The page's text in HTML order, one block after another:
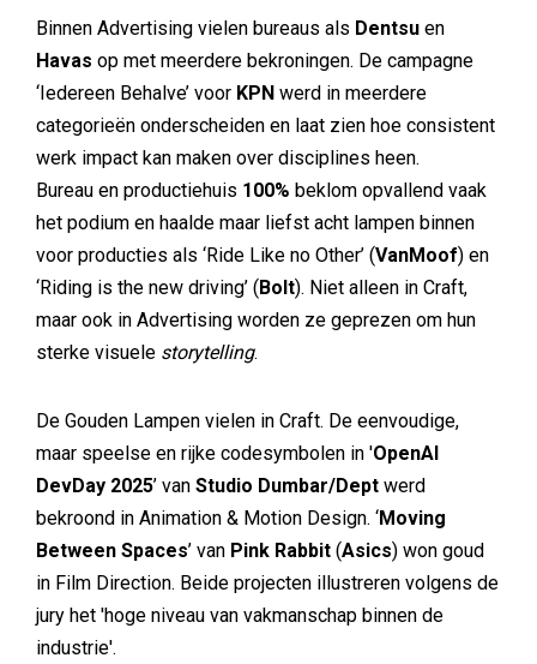
Binnen Advertising vielen bureaus als Dentsu en
Havas op met meerdere bekroningen. De campagne
‘Iedereen Behalve’ voor KPN werd in meerdere
categorieën onderscheiden en laat zien hoe consistent
werk impact kan maken over disciplines heen.
Bureau en productiehuis 100% beklom opvallend vaak
het podium en haalde maar liefst acht lampen binnen
voor producties als ‘Ride Like no Other’ (VanMoof) en
‘Riding is the new driving’ (Bolt). Niet alleen in Craft,
maar ook in Advertising worden ze geprezen om hun
sterke visuele storytelling.
De Gouden Lampen vielen in Craft. De eenvoudige,
maar speelse en rijke codesymbolen in 'OpenAI
DevDay 2025’ van Studio Dumbar/Dept werd
bekroond in Animation & Motion Design. ‘Moving
Between Spaces’ van Pink Rabbit (Asics) won goud
in Film Direction. Beide projecten illustreren volgens de
jury het 'hoge niveau van vakmanschap binnen de
industrie'.